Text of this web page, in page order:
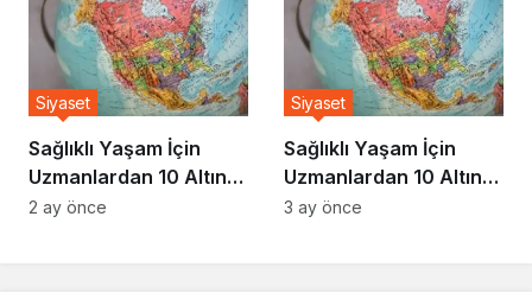
Sağlıklı Yaşam İçin
Uzmanlardan 10 Altın
Kural
Siyaset
2 ay önce
Sağlıklı Yaşam İçin
Uzmanlardan 10 Altın
Kural
Siyaset
3 ay önce